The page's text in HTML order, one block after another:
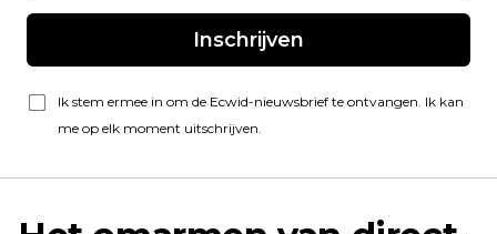
Inschrijven
Ik stem ermee in om de Ecwid-nieuwsbrief te ontvangen. Ik kan
me op elk moment uitschrijven.